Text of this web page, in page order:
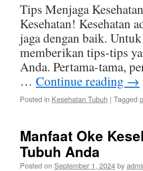
Tips Menjaga
Kesehatan! Kesehatan
jaga dengan baik.
memberikan tips-tips
Anda. Pertama-tama,
… Continue reading →
Posted in Kesehatan Tubuh | Tagged
Manfaat Oke
Tubuh Anda
Posted on September 1, 2024by